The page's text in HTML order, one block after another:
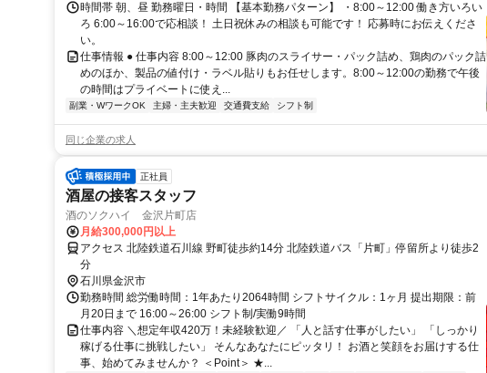
時間帯 朝、昼 勤務曜日・時間 【基本勤務パターン】 ・8:00～12:00 働き方いろい
ろ 6:00～16:00で応相談！ 土日祝休みの相談も可能です！ 応募時にお伝えくださ
い。
仕事情報 ● 仕事内容 8:00～12:00 豚肉のスライサー・パック詰め、鶏肉のパック詰
めのほか、製品の値付け・ラベル貼りもお任せします。8:00～12:00の勤務で午後
の時間はプライベートに使え...
副業・WワークOK 主婦・主夫歓迎 交通費支給 シフト制
同じ企業の求人
正社員
酒屋の接客スタッフ
酒のソクハイ 金沢片町店
月給300,000円以上
アクセス 北陸鉄道石川線 野町徒歩約14分 北陸鉄道バス「片町」停留所より徒歩2
分
石川県金沢市
勤務時間 総労働時間：1年あたり2064時間 シフトサイクル：1ヶ月 提出期限：前
月20日まで 16:00～26:00 シフト制/実働9時間
仕事内容 ＼想定年収420万！未経験歓迎／ 「人と話す仕事がしたい」 「しっかり
稼げる仕事に挑戦したい」 そんなあなたにピッタリ！ お酒と笑顔をお届けする仕
事、始めてみませんか？ ＜Point＞ ★...